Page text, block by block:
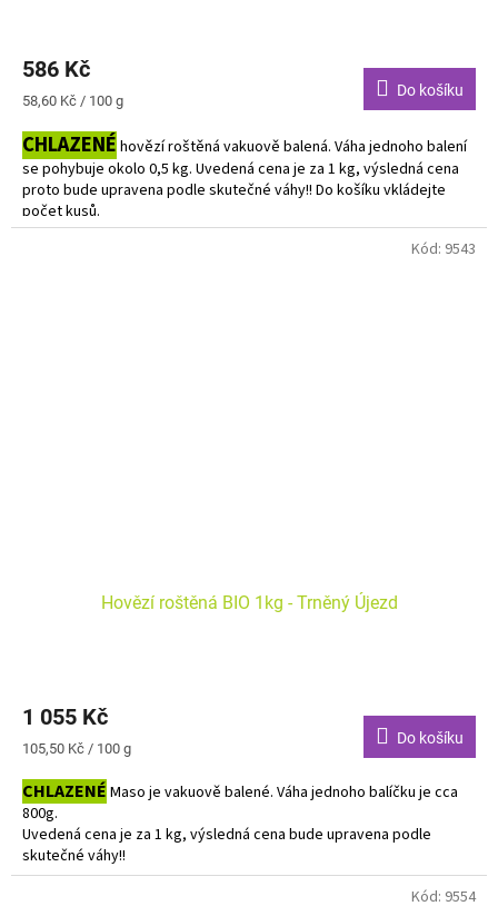
586 Kč
Měrná
58,60 Kč / 100 g
Do košíku
CHLAZENÉ hovězí roštěná vakuově balená. Váha jednoho balení
se pohybuje okolo 0,5 kg. Uvedená cena je za 1 kg, výsledná cena
proto bude upravena podle skutečné váhy!! Do košíku vkládejte
počet kusů.
Hovězí roštěná BIO 1kg - Trněný Újezd
1 055 Kč
Měrná
105,50 Kč / 100 g
Do košíku
CHLAZENÉ Maso je vakuově balené. Váha jednoho balíčku je cca
800g.
Uvedená cena je za 1 kg, výsledná cena bude upravena podle
skutečné váhy!!
Do košíku vkládejte počet balení.
Kód: 9543
Kód: 9554